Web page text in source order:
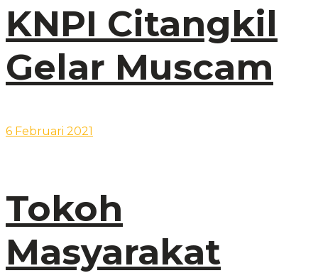
KNPI Citangkil
Gelar Muscam
6 Februari 2021
Tokoh
Masyarakat